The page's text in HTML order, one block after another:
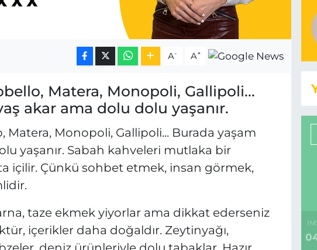
A- A+
Matera, Monopoli, Gallipoli...
akar ama dolu dolu yaşanır.
Matera, Monopoli, Gallipoli... Burada yaşam
yaşanır. Sabah kahveleri mutlaka bir
içilir. Çünkü sohbet etmek, insan görmek,
taze ekmek yiyorlar ama dikkat ederseniz
içerikler daha doğaldır. Zeytinyağı,